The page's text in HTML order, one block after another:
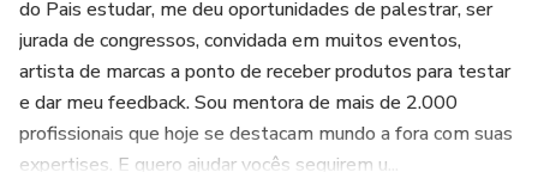
do Pais estudar, me deu oportunidades de palestrar, ser
jurada de congressos, convidada em muitos eventos,
artista de marcas a ponto de receber produtos para testar
e dar meu feedback. Sou mentora de mais de 2.000
profissionais que hoje se destacam mundo a fora com suas
expertises. E quero ajudar vocês seguirem u...